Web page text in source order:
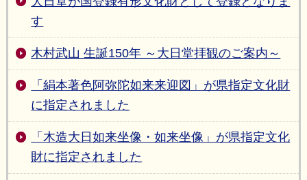
す
木村武山 生誕150年 ～大日堂拝観のご案内～
「絹本著色阿弥陀如来来迎図」が県指定文化財
に指定されました
「木造大日如来坐像・如来坐像」が県指定文化
財に指定されました